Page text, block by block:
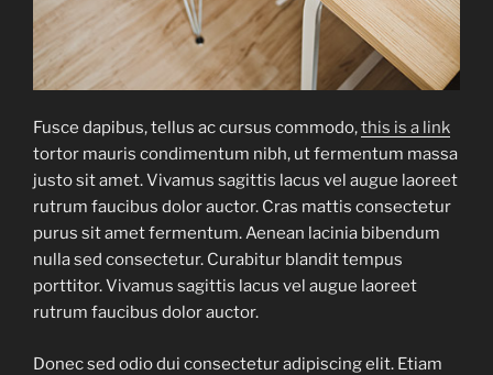
Fusce dapibus, tellus ac cursus commodo,this is a link
tortor mauris condimentum nibh, ut fermentum massa
justo sit amet. Vivamus sagittis lacus vel augue laoreet
rutrum faucibus dolor auctor. Cras mattis consectetur
purus sit amet fermentum. Aenean lacinia bibendum
nulla sed consectetur. Curabitur blandit tempus
porttitor. Vivamus sagittis lacus vel augue laoreet
rutrum faucibus dolor auctor.
Donec sed odio dui consectetur adipiscing elit. Etiam